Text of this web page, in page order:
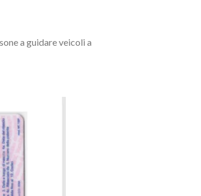
a guidare veicoli a